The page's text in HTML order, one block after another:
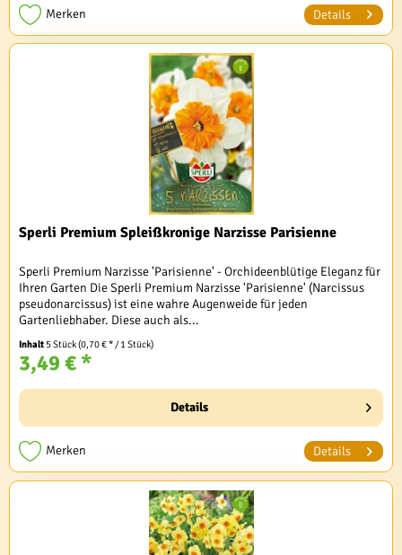
Merken Details
Sperli Premium Spleißkronige Narzisse Parisienne
Sperli Premium Narzisse 'Parisienne' - Orchideenblütige Eleganz für
Ihren Garten Die Sperli Premium Narzisse 'Parisienne' (Narcissus
pseudonarcissus) ist eine wahre Augenweide für jeden
Gartenliebhaber. Diese auch als...
Inhalt 5 Stück(0,70 € * / 1 Stück)
3,49 € *
Details
Merken Details